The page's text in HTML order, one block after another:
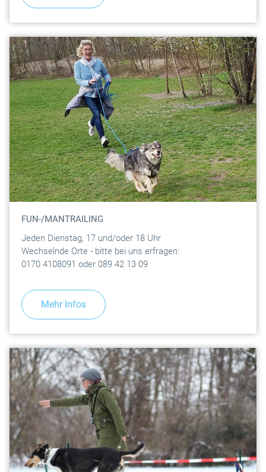
FUN-/MANTRAILING
Jeden Dienstag, 17 und/oder 18 Uhr
Wechselnde Orte - bitte bei uns erfragen:
0170 4108091 oder 089 42 13 09
Mehr Infos